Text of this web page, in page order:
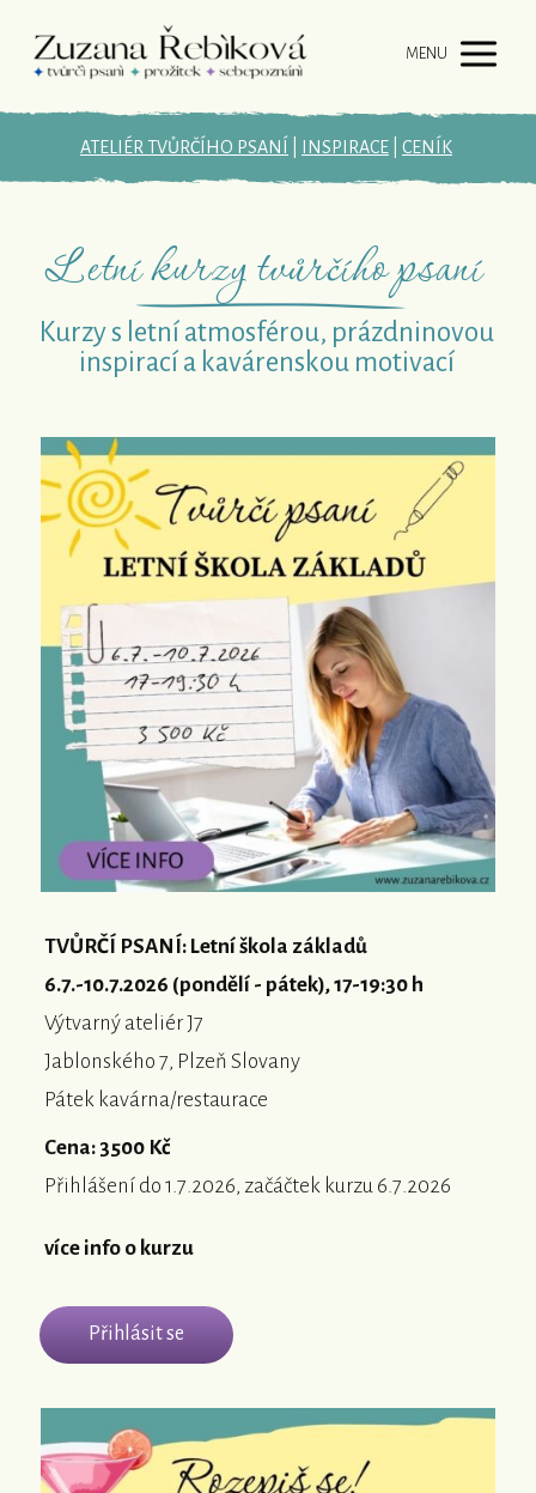
MENU
ATELIÉR TVŮRČÍHO PSANÍ INSPIRACE CENÍK
Letní kurzy tvůrčího psaní
Kurzy s letní atmosférou, prázdninovou
inspirací a kavárenskou motivací
TVŮRČÍ PSANÍ: Letní škola základů
6.7.-10.7.2026 (pondělí - pátek), 17-19:30 h
Výtvarný ateliér J7
Jablonského 7, Plzeň Slovany
Pátek kavárna/restaurace
Cena: 3500 Kč
Přihlášení do 1.7.2026, začáčtek kurzu 6.7.2026
více info o kurzu
Přihlásit se